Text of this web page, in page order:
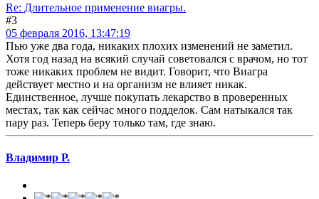
Re: Длительное применение виагры.
#3
05 февраля 2016, 13:47:19
Пью уже два года, никаких плохих изменений не заметил.
Хотя год назад на всякий случай советовался с врачом, но тот
тоже никаких проблем не видит. Говорит, что Виагра
действует местно и на организм не влияет никак.
Единственное, лучше покупать лекарство в проверенных
местах, так как сейчас много подделок. Сам натыкался так
пару раз. Теперь беру только там, где знаю.
Владимир Р.